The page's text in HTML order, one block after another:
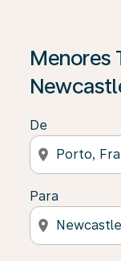
Menores
De
location_on
Para
location_on